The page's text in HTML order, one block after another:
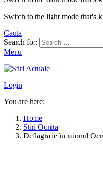
Switch to the light mode that's
Cauta
Search for:
Menu
Login
You are here:
Home
Stiri Ocnita
Deflagrație în raionul